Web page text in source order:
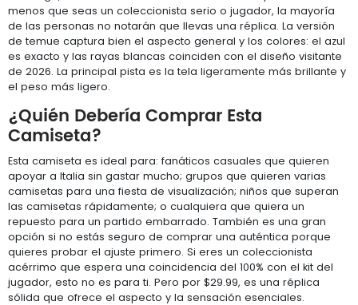
menos que seas un coleccionista serio o jugador, la mayoría
de las personas no notarán que llevas una réplica. La versión
de temue captura bien el aspecto general y los colores: el azul
es exacto y las rayas blancas coinciden con el diseño visitante
de 2026. La principal pista es la tela ligeramente más brillante y
el peso más ligero.
¿Quién Debería Comprar Esta
Camiseta?
Esta camiseta es ideal para: fanáticos casuales que quieren
apoyar a Italia sin gastar mucho; grupos que quieren varias
camisetas para una fiesta de visualización; niños que superan
las camisetas rápidamente; o cualquiera que quiera un
repuesto para un partido embarrado. También es una gran
opción si no estás seguro de comprar una auténtica porque
quieres probar el ajuste primero. Si eres un coleccionista
acérrimo que espera una coincidencia del 100% con el kit del
jugador, esto no es para ti. Pero por $29.99, es una réplica
sólida que ofrece el aspecto y la sensación esenciales.